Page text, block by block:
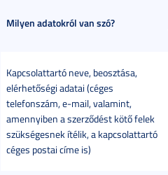
Milyen adatokról van szó?
Kapcsolattartó neve, beosztása,
elérhetőségi adatai (céges
telefonszám, e-mail, valamint,
amennyiben a szerződést kötő felek
szükségesnek ítélik, a kapcsolattartó
céges postai címe is)